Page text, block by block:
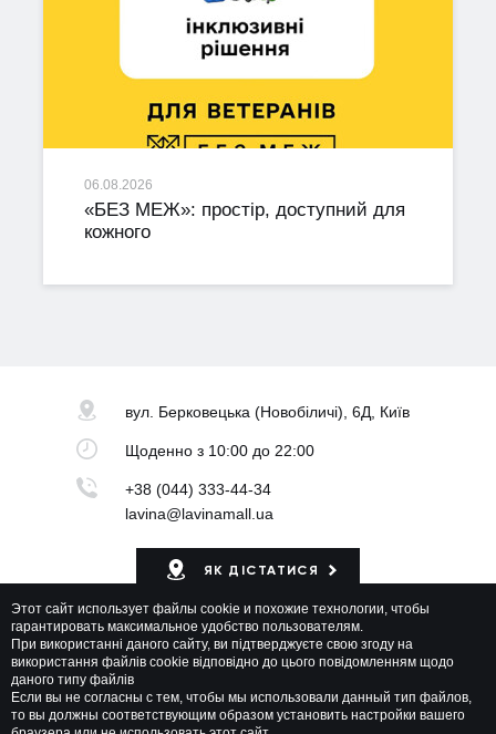
06.08.2026
«БЕЗ МЕЖ»: простір, доступний для
кожного
вул. Берковецька(Новобіличі), 6Д, Київ
Щоденноз 10:00 до 22:00
+38 (044) 333-44-34
lavina@lavinamall.ua
ЯК ДІСТАТИСЯ
Мапа ТРЦ
Этот сайт использует файлы cookie и похожие технологии, чтобы
гарантировать максимальное удобство пользователям.
При використанні даного сайту, ви підтверджуєте свою згоду на
використання файлів cookie відповідно до цього повідомленням щодо
даного типу файлів
Если вы не согласны с тем, чтобы мы использовали данный тип файлов,
то вы должны соответствующим образом установить настройки вашего